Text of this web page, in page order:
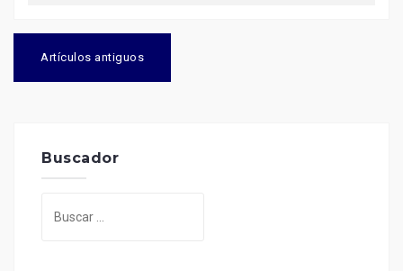
Artículos antiguos
Buscador